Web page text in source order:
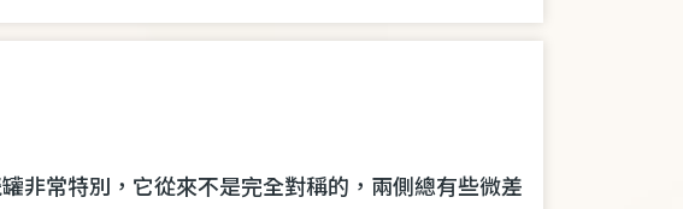
非常特別，它從來不是完全對稱的，兩側總有些微差